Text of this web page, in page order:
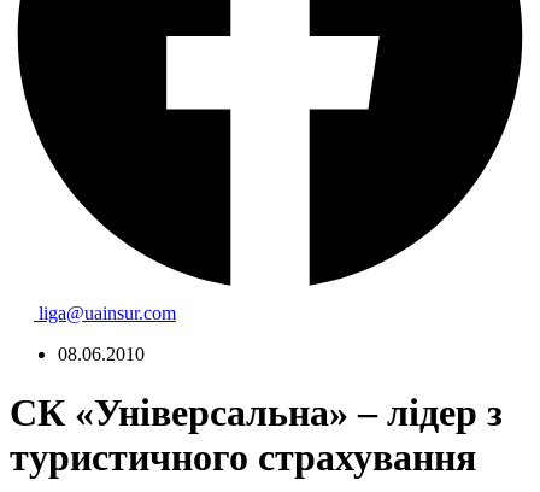
liga@uainsur.com
08.06.2010
СК «Універсальна» – лідер з
туристичного страхування